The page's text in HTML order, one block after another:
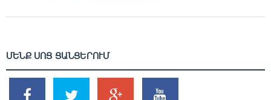
ՄԵՆՔ ՍՈՑ ՑԱՆՑԵՐՈՒՄ
SHARES TWEETS SHARES SHARES